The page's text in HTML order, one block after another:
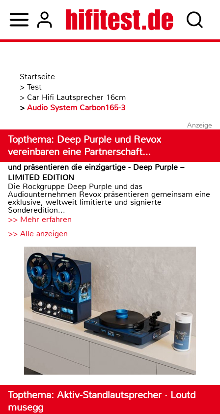
Startseite
> Test
> Car Hifi Lautsprecher 16cm
> Audio System Carbon165-3
Anzeige
Topthema: Deep Purple und Revox
vereinbaren eine Partnerschaft…
und präsentieren die einzigartige - Deep Purple –
LIMITED EDITION
Die Rockgruppe Deep Purple und das
Audiounternehmen Revox präsentieren gemeinsam eine
exklusive, weltweit limitierte und signierte
Sonderedition...
>> Mehr erfahren
>> Alle anzeigen
Topthema: Aktiv-Standlautsprecher · Loutd
musegg